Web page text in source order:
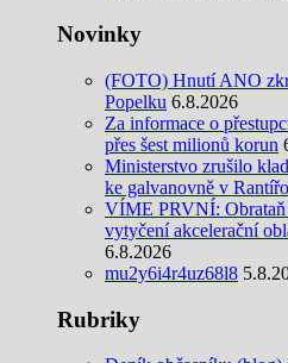
Novinky
(FOTO) Hnutí ANO
Popelku 6.8.2026
Za informace o
přes šest milionů korun
Ministerstvo zrušilo
ke galvanovně v
VÍME PRVNÍ: Obrataň
vytyčení akcelerační
6.8.2026
mu2y6i4r4uz68l8
Rubriky